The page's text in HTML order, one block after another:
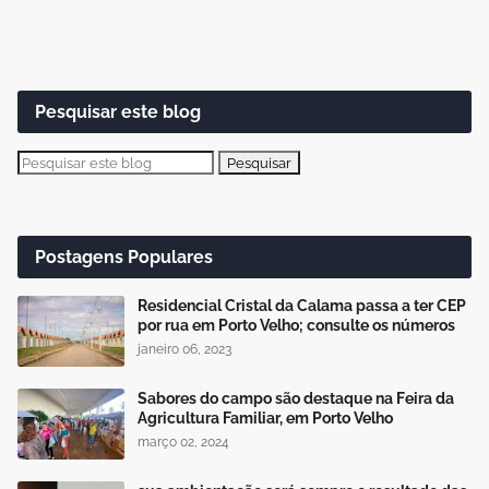
Pesquisar este blog
Postagens Populares
Residencial Cristal da Calama passa a ter CEP
por rua em Porto Velho; consulte os números
janeiro 06, 2023
Sabores do campo são destaque na Feira da
Agricultura Familiar, em Porto Velho
março 02, 2024